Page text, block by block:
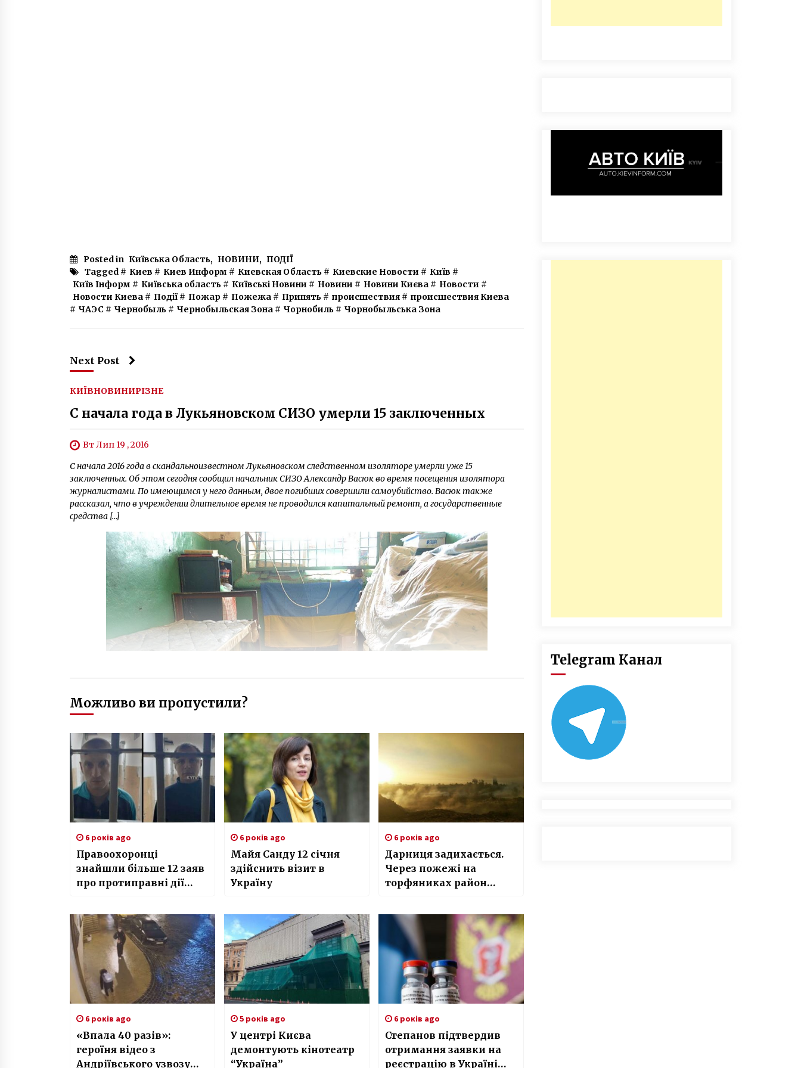
Posted in Київська Область, НОВИНИ, ПОДІЇ
Tagged # Киев # Киев Информ # Киевская Область # Киевские Новости # Київ #
Київ Інформ # Київська область # Київські Новини # Новини # Новини Києва # Новости #
Новости Киева # Події # Пожар # Пожежа # Припять # происшествия # происшествия Киева
# ЧАЭС # Чернобыль # Чернобыльская Зона # Чорнобиль # Чорнобыльська Зона
Next Post
КИЇВНОВИНИРІЗНЕ
С начала года в Лукьяновском СИЗО умерли 15 заключенных
Вт Лип 19 , 2016
С начала 2016 года в скандальноизвестном Лукьяновском следственном изоляторе умерли уже 15
заключенных. Об этом сегодня сообщил начальник СИЗО Александр Васюк во время посещения изолятора
журналистами. По имеющимся у него данным, двое погибших совершили самоубийство. Васюк также
рассказал, что в учреждении длительное время не проводился капитальный ремонт, а государственные
средства […]
Можливо ви пропустили?
6 років ago
Правоохоронці
знайшли більше 12 заяв
про протиправні дії
6 років ago
Майя Санду 12 січня
здійснить візит в
Україну
6 років ago
Дарниця задихається.
Через пожежі на
торфяниках район
6 років ago
«Впала 40 разів»:
героїня відео з
Андріївського узвозу
5 років ago
У центрі Києва
демонтують кінотеатр
“Україна”
6 років ago
Степанов підтвердив
отримання заявки на
реєстрацію в Україні
Telegram Канал